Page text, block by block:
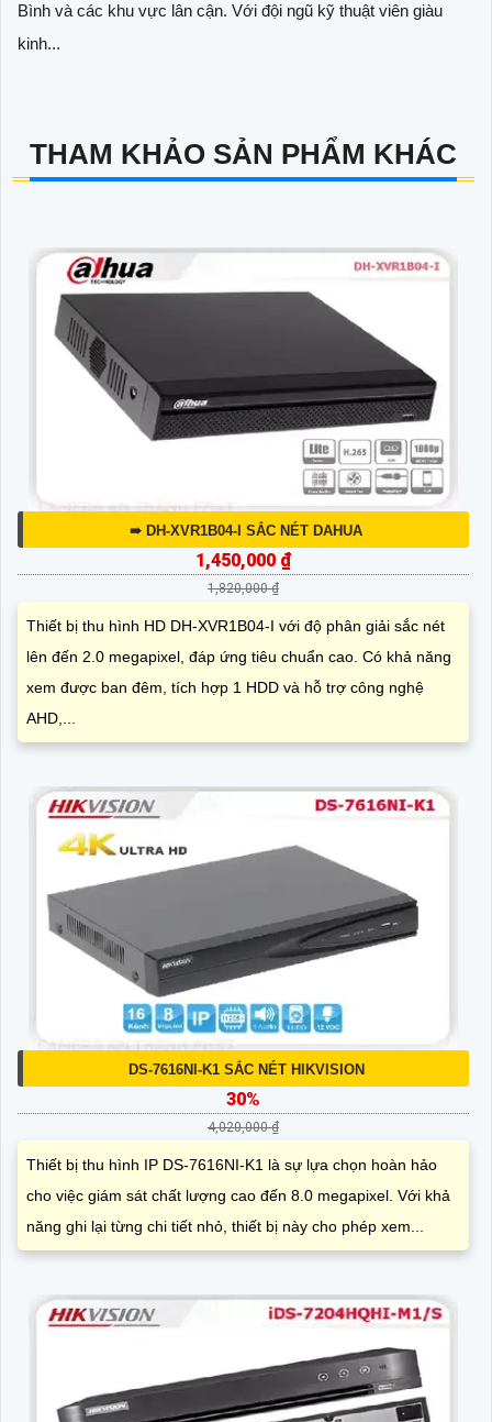
Bình và các khu vực lân cận. Với đội ngũ kỹ thuật viên giàu
kinh...
THAM KHẢO SẢN PHẨM KHÁC
➠ DH-XVR1B04-I SẮC NÉT DAHUA
1,450,000 ₫
1,820,000 ₫
Thiết bị thu hình HD DH-XVR1B04-I với độ phân giải sắc nét
lên đến 2.0 megapixel, đáp ứng tiêu chuẩn cao. Có khả năng
xem được ban đêm, tích hợp 1 HDD và hỗ trợ công nghệ
AHD,...
DS-7616NI-K1 SẮC NÉT HIKVISION
30%
4,020,000 ₫
Thiết bị thu hình IP DS-7616NI-K1 là sự lựa chọn hoàn hảo
cho việc giám sát chất lượng cao đến 8.0 megapixel. Với khả
năng ghi lại từng chi tiết nhỏ, thiết bị này cho phép xem...